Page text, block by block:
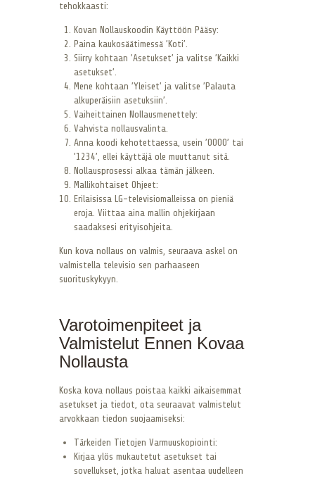
tehokkaasti:
Kovan Nollauskoodin Käyttöön Pääsy:
Paina kaukosäätimessä ’Koti’.
Siirry kohtaan ’Asetukset’ ja valitse ’Kaikki
asetukset’.
Mene kohtaan ’Yleiset’ ja valitse ’Palauta
alkuperäisiin asetuksiin’.
Vaiheittainen Nollausmenettely:
Vahvista nollausvalinta.
Anna koodi kehotettaessa, usein ’0000’ tai
’1234’, ellei käyttäjä ole muuttanut sitä.
Nollausprosessi alkaa tämän jälkeen.
Mallikohtaiset Ohjeet:
Erilaisissa LG-televisiomalleissa on pieniä
eroja. Viittaa aina mallin ohjekirjaan
saadaksesi erityisohjeita.
Kun kova nollaus on valmis, seuraava askel on
valmistella televisio sen parhaaseen
suorituskykyyn.
Varotoimenpiteet ja
Valmistelut Ennen Kovaa
Nollausta
Koska kova nollaus poistaa kaikki aikaisemmat
asetukset ja tiedot, ota seuraavat valmistelut
arvokkaan tiedon suojaamiseksi:
Tärkeiden Tietojen Varmuuskopiointi:
Kirjaa ylös mukautetut asetukset tai
sovellukset, jotka haluat asentaa uudelleen